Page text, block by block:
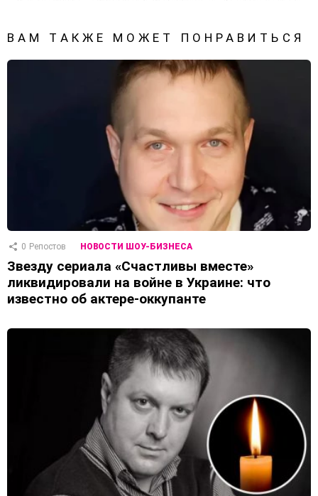
ВАМ ТАКЖЕ МОЖЕТ ПОНРАВИТЬСЯ
0 Репостов НОВОСТИ ШОУ-БИЗНЕСА
Звезду сериала «Счастливы вместе»
ликвидировали на войне в Украине: что
известно об актере-оккупанте